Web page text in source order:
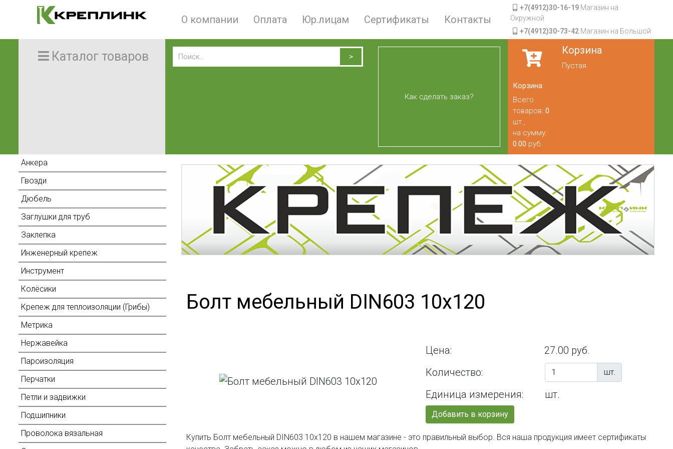
О компании Оплата Юр.лицам Сертификаты Контакты
+7(4912)30-16-19Магазин на
Окружной
+7(4912)30-73-42Магазин на Большой
Каталог товаров
Как сделать заказ?
Корзина
Пустая
Корзина
Всего
товаров: 0
шт.,
на сумму:
0.00 руб.
Анкера
Гвозди
Дюбель
Заглушки для труб
Заклепка
Инженерный крепеж
Инструмент
Колёсики
Крепеж для теплоизоляции (Грибы)
Метрика
Нержавейка
Пароизоляция
Перчатки
Петли и задвижки
Подшипники
Проволока вязальная
Болт мебельный DIN603 10х120
Цена:
27.00 руб.
Количество:
шт.
Единица измерения: шт.
Добавить в корзину
Купить Болт мебельный DIN603 10х120 в нашем магазине - это правильный выбор. Вся наша продукция имеет сертификаты